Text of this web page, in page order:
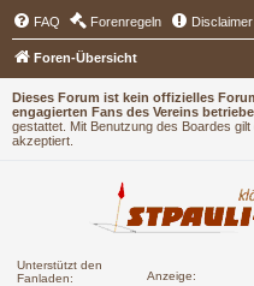
Dieses Forum ist kein offizielles
engagierten Fans des Vereins
gestattet. Mit Benutzung des Boardes gilt
akzeptiert.
Unterstützt den
Fanladen:
Anzeige:
FAQ Forenregeln Disclaimer
Foren-Übersicht